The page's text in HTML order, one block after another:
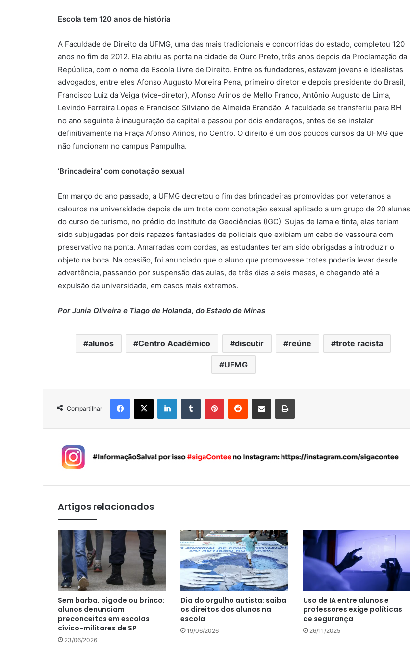
Escola tem 120 anos de história
A Faculdade de Direito da UFMG, uma das mais tradicionais e concorridas do estado, completou 120
anos no fim de 2012. Ela abriu as porta na cidade de Ouro Preto, três anos depois da Proclamação da
República, com o nome de Escola Livre de Direito. Entre os fundadores, estavam jovens e idealistas
advogados, entre eles Afonso Augusto Moreira Pena, primeiro diretor e depois presidente do Brasil,
Francisco Luiz da Veiga (vice-diretor), Afonso Arinos de Mello Franco, Antônio Augusto de Lima,
Levindo Ferreira Lopes e Francisco Silviano de Almeida Brandão. A faculdade se transferiu para BH
no ano seguinte à inauguração da capital e passou por dois endereços, antes de se instalar
definitivamente na Praça Afonso Arinos, no Centro. O direito é um dos poucos cursos da UFMG que
não funcionam no campus Pampulha.
‘Brincadeira’ com conotação sexual
Em março do ano passado, a UFMG decretou o fim das brincadeiras promovidas por veteranos a
calouros na universidade depois de um trote com conotação sexual aplicado a um grupo de 20 alunas
do curso de turismo, no prédio do Instituto de Geociências (IGC). Sujas de lama e tinta, elas teriam
sido subjugadas por dois rapazes fantasiados de policiais que exibiam um cabo de vassoura com
preservativo na ponta. Amarradas com cordas, as estudantes teriam sido obrigadas a introduzir o
objeto na boca. Na ocasião, foi anunciado que o aluno que promovesse trotes poderia levar desde
advertência, passando por suspensão das aulas, de três dias a seis meses, e chegando até a
expulsão da universidade, em casos mais extremos.
Por Junia Oliveira e Tiago de Holanda, do Estado de Minas
alunos Centro Acadêmico discutir reúne trote racista
UFMG
Compartilhar
Artigos relacionados
Sem barba, bigode ou brinco:
alunos denunciam
preconceitos em escolas
cívico-militares de SP
23/06/2026
Dia do orgulho autista: saiba
os direitos dos alunos na
escola
19/06/2026
Uso de IA entre alunos e
professores exige políticas
de segurança
26/11/2025